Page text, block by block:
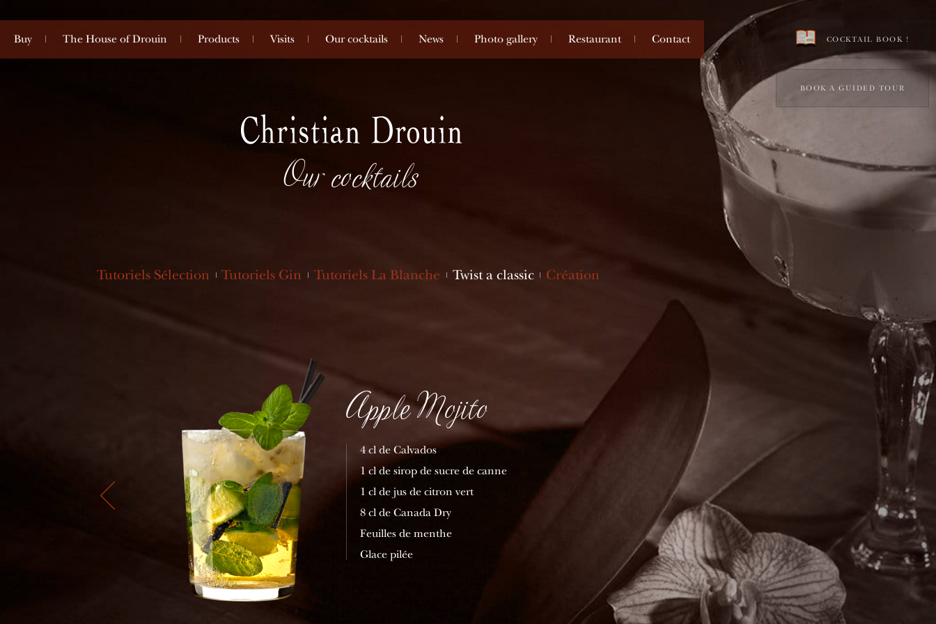
Buy The House of Drouin Products Visits Our cocktails News Photo gallery Restaurant Contact COCKTAIL BOOK !
BOOK A GUIDED TOUR
Our cocktails
Tutoriels Sélection Tutoriels Gin Tutoriels La Blanche Twist a classic Création
Apple Mojito
4 cl de Calvados
1 cl de sirop de sucre de canne
1 cl de jus de citron vert
8 cl de Canada Dry
Feuilles de menthe
Glace pilée